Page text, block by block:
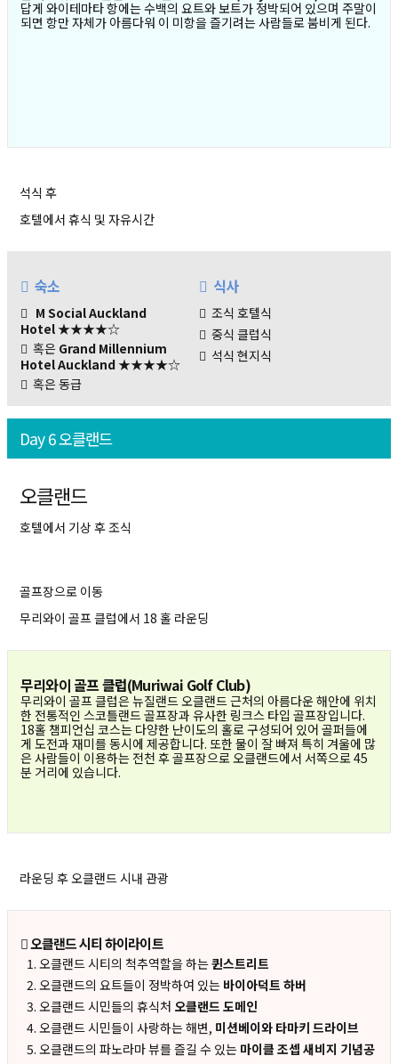
답게 와이테마타 항에는 수백의 요트와 보트가 정박되어 있으며 주말이
되면 항만 자체가 아름다워 이 미항을 즐기려는 사람들로 붐비게 된다.
석식 후
호텔에서 휴식 및 자유시간
숙소
M Social Auckland
Hotel ★★★★☆
혹은 Grand Millennium
Hotel Auckland ★★★★☆
혹은 동급
식사
조식 호텔식
중식 클럽식
석식 현지식
Day 6 오클랜드
오클랜드
호텔에서 기상 후 조식
골프장으로 이동
무리와이 골프 클럽에서 18 홀 라운딩
무리와이 골프 클럽(Muriwai Golf Club)
무리와이 골프 클럽은 뉴질랜드 오클랜드 근처의 아름다운 해안에 위치
한 전통적인 스코틀랜드 골프장과 유사한 링크스 타입 골프장입니다.
18홀 챔피언십 코스는 다양한 난이도의 홀로 구성되어 있어 골퍼들에
게 도전과 재미를 동시에 제공합니다. 또한 물이 잘 빠져 특히 겨울에 많
은 사람들이 이용하는 전천 후 골프장으로 오클랜드에서 서쪽으로 45
분 거리에 있습니다.
라운딩 후 오클랜드 시내 관광
오클랜드 시티 하이라이트
오클랜드 시티의 척추역할을 하는퀸스트리트
오클랜드의 요트들이 정박하여 있는 바이아덕트 하버
오클랜드 시민들의 휴식처 오클랜드 도메인
오클랜드 시민들이 사랑하는 해변, 미션베이와 타마키 드라이브
오클랜드의 파노라마 뷰를 즐길 수 있는 마이클 조셉 새비지 기념공